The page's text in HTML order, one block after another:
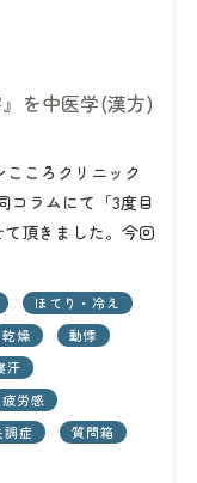
を中医学(漢方)
ころクリニック
ラムにて「3度目
頂きました。今回
ほてり・冷え
乾燥
動悸
汗
疲労感
調症
質問箱